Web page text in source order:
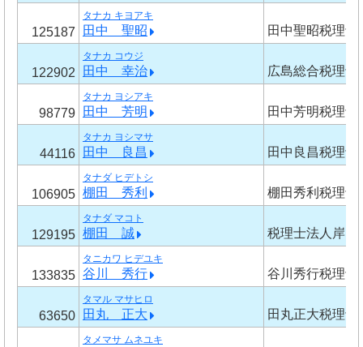
125187
タナカ キヨアキ
田中 聖昭 田中聖昭税理士
122902
タナカ コウジ
田中 幸治 広島総合税理士
98779
タナカ ヨシアキ
田中 芳明 田中芳明税理士
44116
タナカ ヨシマサ
田中 良昌 田中良昌税理士
106905
タナダ ヒデトシ
棚田 秀利 棚田秀利税理士
129195
タナダ マコト
棚田 誠 税理士法人岸田
133835
タニカワ ヒデユキ
谷川 秀行 谷川秀行税理士
63650
タマル マサヒロ
田丸 正大 田丸正大税理士
タメマサ ムネユキ